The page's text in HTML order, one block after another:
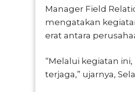
Manager Field
mengatakan
erat antara
“Melalui kegiatan
terjaga,” ujarnya,